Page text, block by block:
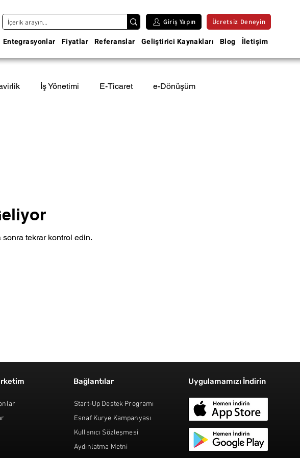
Giriş Yapın Ücretsiz Deneyin
Entegrasyonlar Fiyatlar Referanslar Geliştirici Kaynakları Blog İletişim
İş Yönetimi E-Ticaret e-Dönüşüm
tekrar kontrol edin.
Bağlantılar
Start-Up Destek Programı
Esnaf Kurye Kampanyası
Kullanıcı Sözleşmesi
Aydınlatma Metni
Uygulamamızı İndirin